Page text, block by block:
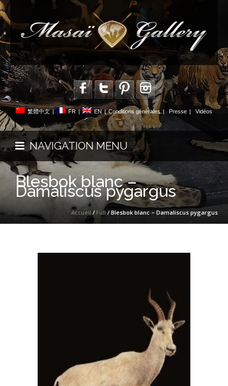
繁體中文 | FR | EN | Conditions générales Presse Vidéos
NAVIGATION MENU
Blesbok blanc –
Damaliscus pygargus
Accueil/Full/ Blesbok blanc – Damaliscus pygargus